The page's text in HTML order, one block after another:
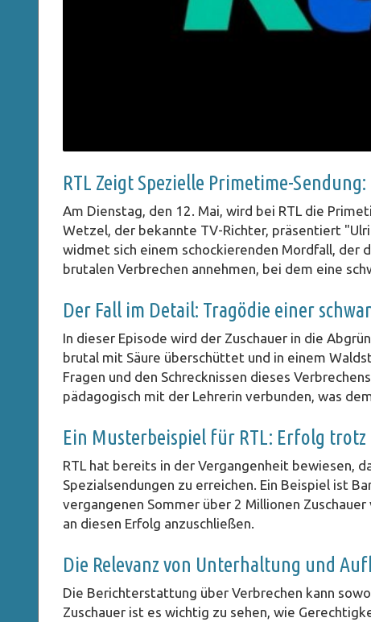
RTL Zeigt Spezielle Primetime-
Am Dienstag, den 12. Mai, wird bei RTL die
Wetzel, der bekannte TV-Richter, präsentiert
widmet sich einem schockierenden Mordfall, der
brutalen Verbrechen annehmen, bei dem eine
Der Fall im Detail: Tragödie einer
In dieser Episode wird der Zuschauer in die
brutal mit Säure überschüttet und in einem
Fragen und den Schrecknissen dieses
pädagogisch mit der Lehrerin verbunden, was
Ein Musterbeispiel für RTL: Erfolg
RTL hat bereits in der Vergangenheit bewiesen,
Spezialsendungen zu erreichen. Ein Beispiel ist
vergangenen Sommer über 2 Millionen
an diesen Erfolg anzuschließen.
Die Relevanz von Unterhaltung und
Die Berichterstattung über Verbrechen kann
Zuschauer ist es wichtig zu sehen, wie